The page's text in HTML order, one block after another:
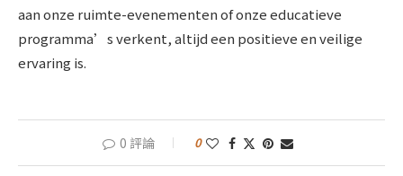
aan onze ruimte-evenementen of onze educatieve
programma’s verkent, altijd een positieve en veilige
ervaring is.
0 評論 0